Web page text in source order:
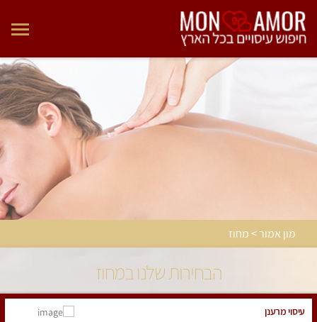
מון אמור > מחוז
הבחירות שלנו במחוז
עיסוי מרענן